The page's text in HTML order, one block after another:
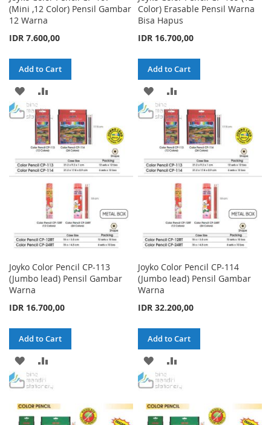
(Mini ,12 Color) Pensil Gambar
12 Warna
IDR 7.600,00
Add to Cart
ADD
TO
WISH
LIST
TO
COMPARE
Color) Erasable Pensil Warna
Bisa Hapus
IDR 16.700,00
Add to Cart
ADD
TO
WISH
LIST
TO
COMPARE
Joyko Color Pencil CP-113
(Jumbo lead) Pensil Gambar
Warna
IDR 16.700,00
Add to Cart
ADD
TO
WISHCOMPARE
Joyko Color Pencil CP-114
(Jumbo lead) Pensil Gambar
Warna
IDR 32.200,00
Add to Cart
ADD
TO
WISHCOMPARE